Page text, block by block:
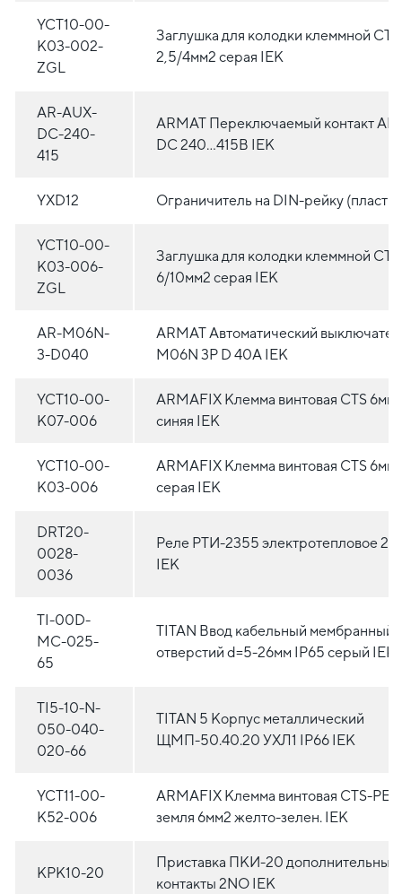
YCT10-00-
K03-002-
ZGL
Заглушка для колодки клеммной CTS
2,5/4мм2 серая IEK
AR-AUX-
DC-240-
415
ARMAT Переключаемый контакт
DC 240...415В IEK
YXD12 Ограничитель на DIN-рейку
YCT10-00-
K03-006-
ZGL
Заглушка для колодки клеммной CTS
6/10мм2 серая IEK
AR-M06N-
3-D040
ARMAT Автоматический
M06N 3P D 40А IEK
YCT10-00-
K07-006
ARMAFIX Клемма винтовая CTS
синяя IEK
YCT10-00-
K03-006
ARMAFIX Клемма винтовая CTS
серая IEK
DRT20-
0028-
0036
Реле РТИ-2355 электротепловое
IEK
TI-00D-
MC-025-
65
TITAN Ввод кабельный мембранный
отверстий d=5-26мм IP65 серый IEK
TI5-10-N-
050-040-
020-66
TITAN 5 Корпус металлический
ЩМП-50.40.20 УХЛ1 IP66 IEK
YCT11-00-
K52-006
ARMAFIX Клемма винтовая CTS-PEN
земля 6мм2 желто-зелен. IEK
KPK10-20
Приставка ПКИ-20 дополнительные
контакты 2NO IEK